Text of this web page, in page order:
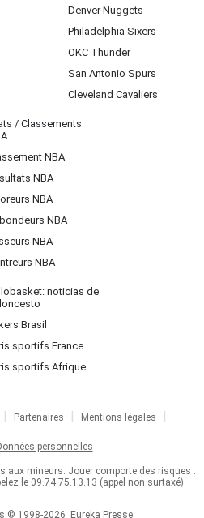
Denver Nuggets
Philadelphia Sixers
OKC Thunder
San Antonio Spurs
Cleveland Cavaliers
/ Classements
NBA
NBA
NBA
NBA
NBA
NBA
noticias de
Brasil
sportifs France
sportifs Afrique
Partenaires Mentions légales
personnelles
aux mineurs. Jouer comporte des risques :
le 09.74.75.13.13 (appel non surtaxé)
© 1998-2026 Eureka Presse